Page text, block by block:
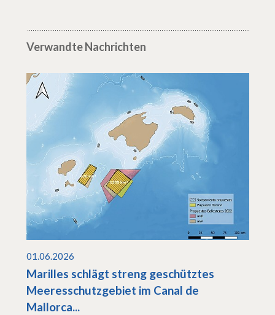
Verwandte Nachrichten
01.06.2026
Marilles schlägt streng geschütztes
Meeresschutzgebiet im Canal de
Mallorca...